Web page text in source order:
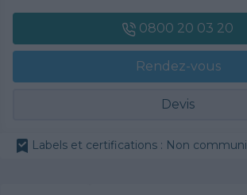
0800 20 03 20
Rendez-vous
Devis
Labels et certifications : Non